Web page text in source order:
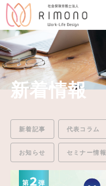
代表コラム
給与代行サービス
お問い合わせ
電話番号
042-649-2385
FAX番号
042-649-2386
新着情報
新着記事 代表コラム
お知らせ セミナー情報